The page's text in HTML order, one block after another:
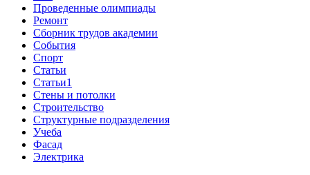
Проведенные олимпиады
Ремонт
Сборник трудов академии
События
Спорт
Статьи
Статьи1
Стены и потолки
Строительство
Структурные подразделения
Учеба
Фасад
Электрика